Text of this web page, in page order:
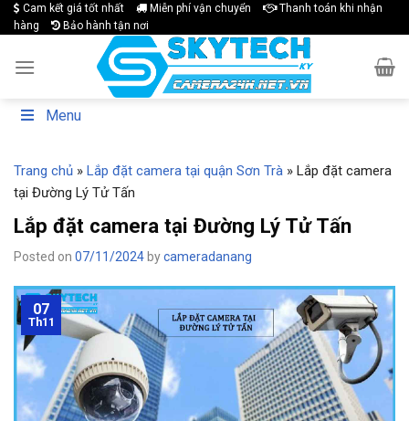
Skip
to
Cam kết giá tốt nhất Miễn phí vận chuyển
Thanh toán khi nhận
hàng
Bảo hành tận nơi
Menu
Trang chủ » Lắp đặt camera tại quận Sơn Trà » Lắp đặt camera
tại Đường Lý Tử Tấn
Lắp đặt camera tại Đường Lý Tử Tấn
Posted on 07/11/2024 bycameradanang
07
Th11